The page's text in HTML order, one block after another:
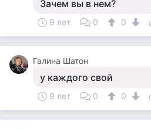
Зачем вы в нем?
9 лет 0 0
Галина Шатон
у каждого свой
9 лет 0 0